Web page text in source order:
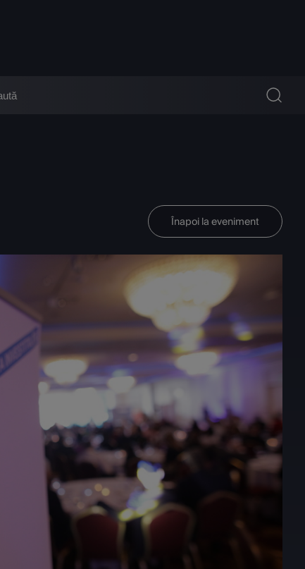
Înapoi la eveniment